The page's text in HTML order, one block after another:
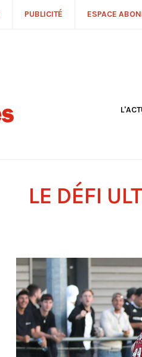
PUBLICITÉ ESPACE
LE DÉFI